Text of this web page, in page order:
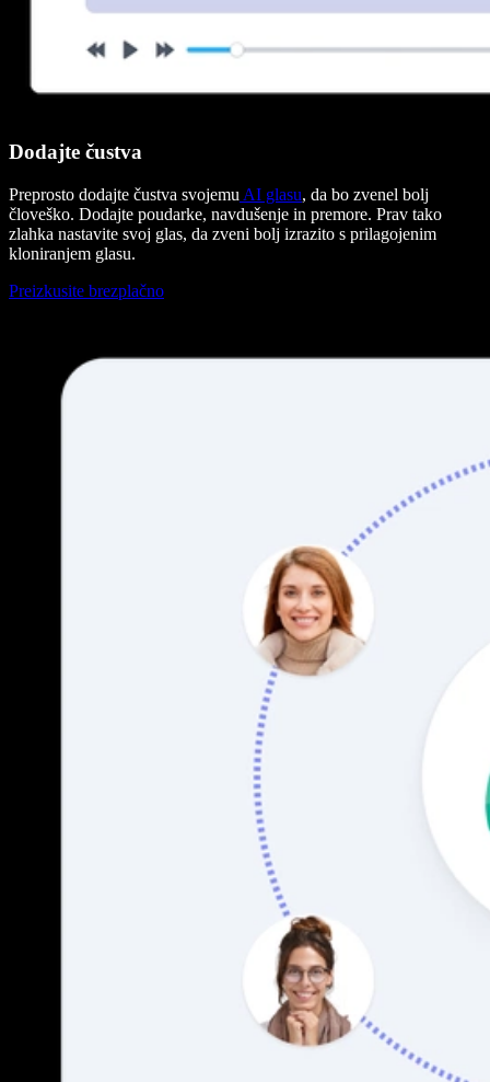
Dodajte čustva
Preprosto dodajte čustva svojemu AI glasu, da bo zvenel bolj
človeško. Dodajte poudarke, navdušenje in premore. Prav tako
zlahka nastavite svoj glas, da zveni bolj izrazito s prilagojenim
kloniranjem glasu.
Preizkusite brezplačno